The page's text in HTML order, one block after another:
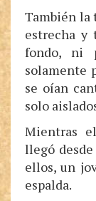
También la
estrecha y
fondo, ni
solamente
se oían
solo
Mientras
llegó
ellos, un
espalda.